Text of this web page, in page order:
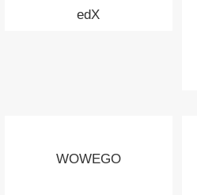
edX
WOWEGO